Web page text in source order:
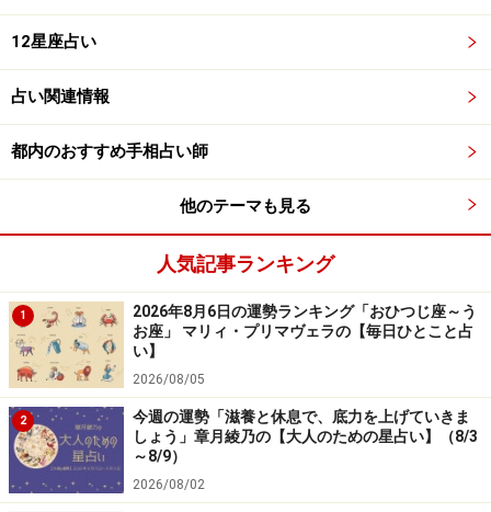
12星座占い
占い関連情報
都内のおすすめ手相占い師
他のテーマも見る
人気記事ランキング
1
2026年8月6日の運勢ランキング「おひつじ座～う
お座」 マリィ・プリマヴェラの【毎日ひとこと占
い】
2026/08/05
2
今週の運勢「滋養と休息で、底力を上げていきま
しょう」章月綾乃の【大人のための星占い】（8/3
～8/9）
2026/08/02